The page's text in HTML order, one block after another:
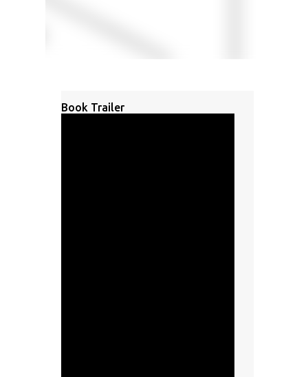
Book Trailer